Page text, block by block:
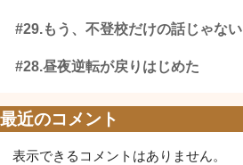
#29.もう、不登校だけの話じゃない
#28.昼夜逆転が戻りはじめた
最近のコメント
表示できるコメントはありません。